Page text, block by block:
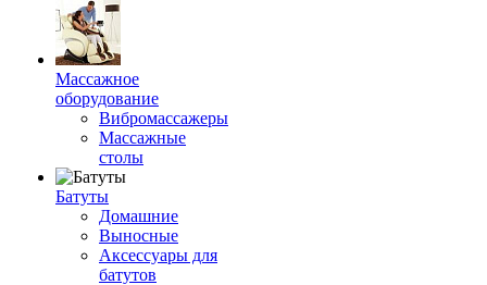
Массажное
оборудование
Вибромассажеры
Массажные
столы
Батуты
Домашние
Выносные
Аксессуары для
батутов